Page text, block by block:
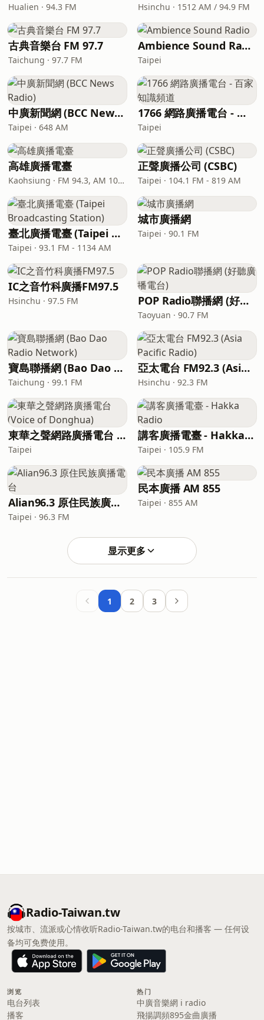
Hualien · 94.3 FM Hsinchu · 1512 AM / 94.9 FM
古典音樂台 FM 97.7
Taichung · 97.7 FM
Ambience Sound Radio
Taipei
中廣新聞網 (BCC News Radio)
Taipei · 648 AM
1766 網路廣播電台 - 百家知識頻道
Taipei
高雄廣播電臺
Kaohsiung · FM 94.3, AM 1089
正聲廣播公司 (CSBC)
Taipei · 104.1 FM - 819 AM
臺北廣播電臺 (Taipei Broadcasting Station)
Taipei · 93.1 FM - 1134 AM
城市廣播網
Taipei · 90.1 FM
IC之音竹科廣播FM97.5
Hsinchu · 97.5 FM POP Radio聯播網 (好聽廣播電台)
Taoyuan · 90.7 FM
寶島聯播網 (Bao Dao Radio Network)
Taichung · 99.1 FM
亞太電台 FM92.3 (Asia Pacific Radio)
Hsinchu · 92.3 FM
東華之聲網路廣播電台 (Voice of Donghua)
Taipei
講客廣播電臺 - Hakka Radio
Taipei · 105.9 FM
Alian96.3 原住民族廣播電台
Taipei · 96.3 FM
民本廣播 AM 855
Taipei · 855 AM
显示更多
1 2 3
Radio-Taiwan.tw
按城市、流派或心情收听Radio-Taiwan.tw的电台和播客 — 任何设
备均可免费使用。
浏览
电台列表
播客
热门
中廣音樂網 i radio
飛揚調頻895金曲廣播